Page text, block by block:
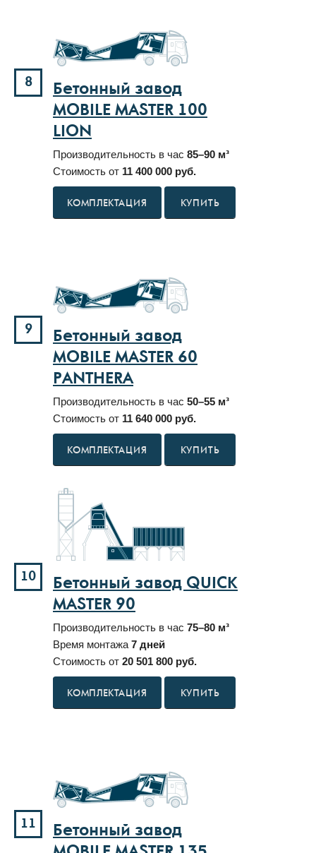
8
Бетонный завод
MOBILE MASTER 100
LION
Производительность в час 85–90 м³
Стоимость от 11 400 000 руб.
КУПИТЬ
9
Бетонный завод
MOBILE MASTER 60
PANTHERA
Производительность в час 50–55 м³
Стоимость от 11 640 000 руб.
КУПИТЬ
10
Бетонный завод QUICK
MASTER 90
Производительность в час 75–80 м³
Время монтажа 7 дней
Стоимость от 20 501 800 руб.
КУПИТЬ
11
Бетонный завод